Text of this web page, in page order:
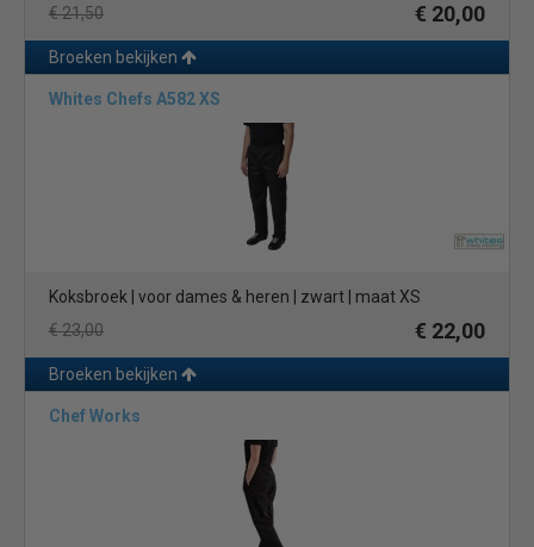
€ 21,50
€ 20,00
Broeken bekijken
Whites Chefs A582 XS
Koksbroek | voor dames & heren | zwart | maat XS
€ 23,00
€ 22,00
Broeken bekijken
Chef Works